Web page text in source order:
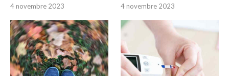
4 novembre 2023 4 novembre 2023